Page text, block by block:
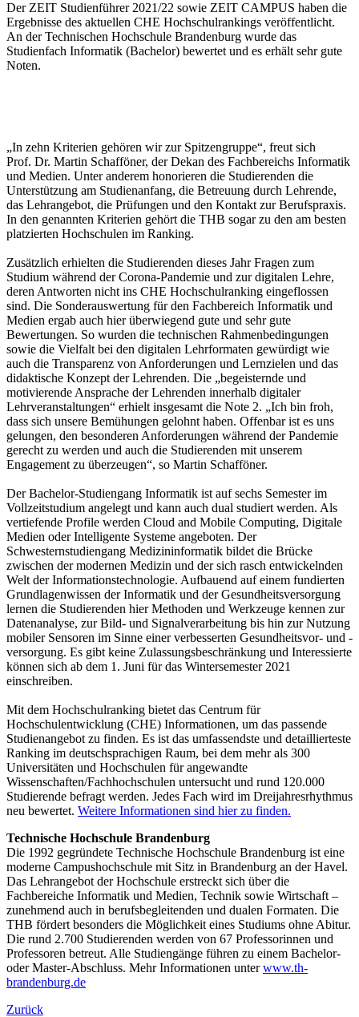
Der ZEIT Studienführer 2021/22 sowie ZEIT CAMPUS haben die
Ergebnisse des aktuellen CHE Hochschulrankings veröffentlicht.
An der Technischen Hochschule Brandenburg wurde das
Studienfach Informatik (Bachelor) bewertet und es erhält sehr gute
Noten.
„In zehn Kriterien gehören wir zur Spitzengruppe“, freut sich
Prof. Dr. Martin Schafföner, der Dekan des Fachbereichs Informatik
und Medien. Unter anderem honorieren die Studierenden die
Unterstützung am Studienanfang, die Betreuung durch Lehrende,
das Lehrangebot, die Prüfungen und den Kontakt zur Berufspraxis.
In den genannten Kriterien gehört die THB sogar zu den am besten
platzierten Hochschulen im Ranking.
Zusätzlich erhielten die Studierenden dieses Jahr Fragen zum
Studium während der Corona-Pandemie und zur digitalen Lehre,
deren Antworten nicht ins CHE Hochschulranking eingeflossen
sind. Die Sonderauswertung für den Fachbereich Informatik und
Medien ergab auch hier überwiegend gute und sehr gute
Bewertungen. So wurden die technischen Rahmenbedingungen
sowie die Vielfalt bei den digitalen Lehrformaten gewürdigt wie
auch die Transparenz von Anforderungen und Lernzielen und das
didaktische Konzept der Lehrenden. Die „begeisternde und
motivierende Ansprache der Lehrenden innerhalb digitaler
Lehrveranstaltungen“ erhielt insgesamt die Note 2. „Ich bin froh,
dass sich unsere Bemühungen gelohnt haben. Offenbar ist es uns
gelungen, den besonderen Anforderungen während der Pandemie
gerecht zu werden und auch die Studierenden mit unserem
Engagement zu überzeugen“, so Martin Schafföner.
Der Bachelor-Studiengang Informatik ist auf sechs Semester im
Vollzeitstudium angelegt und kann auch dual studiert werden. Als
vertiefende Profile werden Cloud and Mobile Computing, Digitale
Medien oder Intelligente Systeme angeboten. Der
Schwesternstudiengang Medizininformatik bildet die Brücke
zwischen der modernen Medizin und der sich rasch entwickelnden
Welt der Informationstechnologie. Aufbauend auf einem fundierten
Grundlagenwissen der Informatik und der Gesundheitsversorgung
lernen die Studierenden hier Methoden und Werkzeuge kennen zur
Datenanalyse, zur Bild- und Signalverarbeitung bis hin zur Nutzung
mobiler Sensoren im Sinne einer verbesserten Gesundheitsvor- und -
versorgung. Es gibt keine Zulassungsbeschränkung und Interessierte
können sich ab dem 1. Juni für das Wintersemester 2021
einschreiben.
Mit dem Hochschulranking bietet das Centrum für
Hochschulentwicklung (CHE) Informationen, um das passende
Studienangebot zu finden. Es ist das umfassendste und detaillierteste
Ranking im deutschsprachigen Raum, bei dem mehr als 300
Universitäten und Hochschulen für angewandte
Wissenschaften/Fachhochschulen untersucht und rund 120.000
Studierende befragt werden. Jedes Fach wird im Dreijahresrhythmus
neu bewertet. Weitere Informationen sind hier zu finden.
Technische Hochschule Brandenburg
Die 1992 gegründete Technische Hochschule Brandenburg ist eine
moderne Campushochschule mit Sitz in Brandenburg an der Havel.
Das Lehrangebot der Hochschule erstreckt sich über die
Fachbereiche Informatik und Medien, Technik sowie Wirtschaft –
zunehmend auch in berufsbegleitenden und dualen Formaten. Die
THB fördert besonders die Möglichkeit eines Studiums ohne Abitur.
Die rund 2.700 Studierenden werden von 67 Professorinnen und
Professoren betreut. Alle Studiengänge führen zu einem Bachelor-
oder Master-Abschluss. Mehr Informationen unterwww.th-
brandenburg.de
Zurück